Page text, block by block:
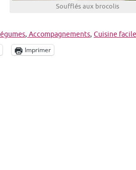
Soufflés aux brocolis
, Accompagnements, Cuisine facile
Imprimer